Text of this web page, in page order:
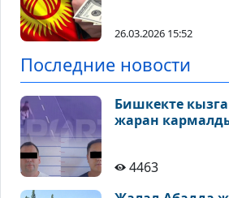
26.03.2026 15:52
Последние новости
Бишкекте кызга
жаран
4463